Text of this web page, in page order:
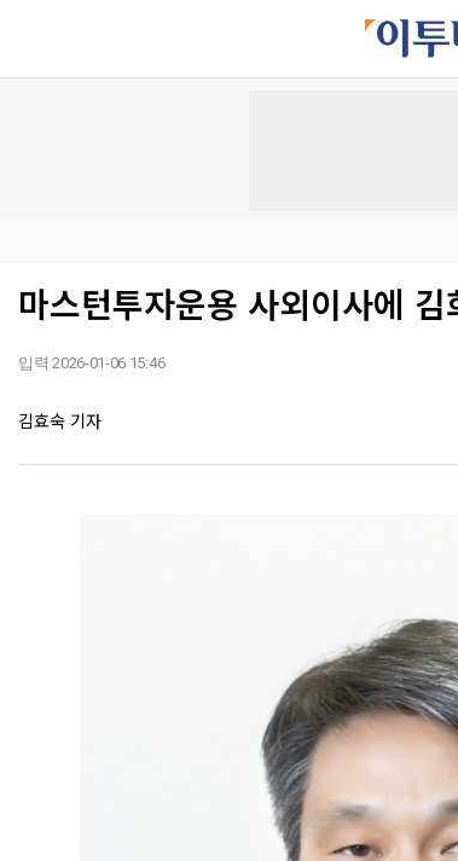
마스턴투자운용 사외이사에
입력 2026-01-06 15:46
김효숙 기자